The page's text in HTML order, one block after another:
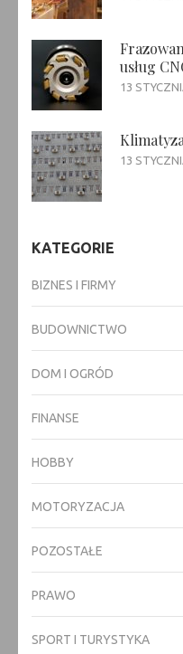
usług
13
13
KATEGORIE
BIZNES I FIRMY
BUDOWNICTWO
DOM I OGRÓD
FINANSE
HOBBY
MOTORYZACJA
POZOSTAŁE
PRAWO
SPORT I TURYSTYKA